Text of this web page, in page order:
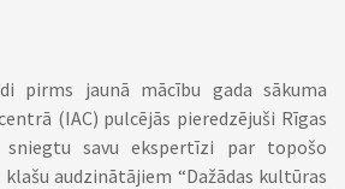
pirms jaunā mācību gada sākuma
(IAC) pulcējās pieredzējuši Rīgas
savu ekspertīzi par topošo
audzinātājiem “Dažādas kultūras